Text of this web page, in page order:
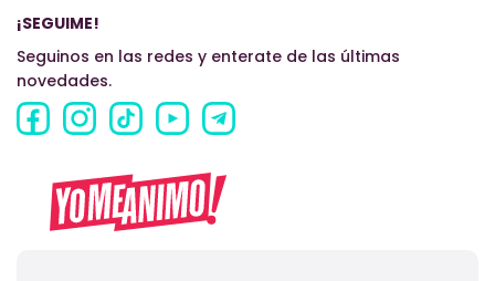
¡SEGUIME!
Seguinos en las redes y enterate de las últimas
novedades.